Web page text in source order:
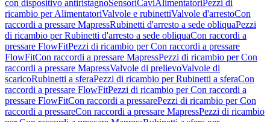
con dispositivo antiristagnoSensoriCaviAlimentatori Pezzi di
ricambio per AlimentatoriValvole e rubinettiValvole d'arrestoCon
raccordi a pressare MapressRubinetti d'arresto a sede obliquaPezzi
di ricambio per Rubinetti d'arresto a sede obliquaCon raccordi a
pressare FlowFitPezzi di ricambio per Con raccordi a pressare
FlowFitCon raccordi a pressare MapressPezzi di ricambio per Con
raccordi a pressare MapressValvole di prelievoValvole di
scaricoRubinetti a sferaPezzi di ricambio per Rubinetti a sferaCon
raccordi a pressare FlowFitPezzi di ricambio per Con raccordi a
pressare FlowFitCon raccordi a pressarePezzi di ricambio per Con
raccordi a pressareCon raccordi a pressare MapressPezzi di ricambio